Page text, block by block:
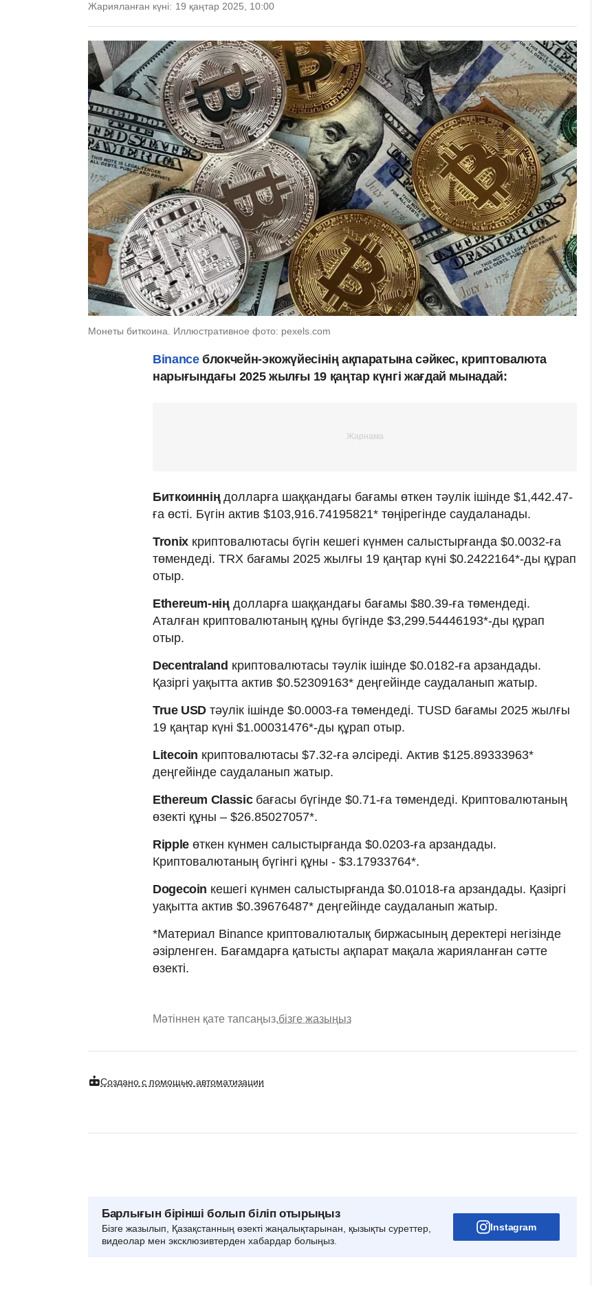
Жарияланған күні: 19 қаңтар 2025, 10:00
Монеты биткоина. Иллюстративное фото: pexels.com
Binanceблокчейн-экожүйесінің ақпаратына сәйкес, криптовалюта
нарығындағы 2025 жылғы 19 қаңтар күнгі жағдай мынадай:
Биткоинніңдолларға шаққандағы бағамы өткен тәулік ішінде $1,442.47-
ға өсті. Бүгін актив $103,916.74195821* төңірегінде саудаланады.
Tronixкриптовалютасы бүгін кешегі күнмен салыстырғанда $0.0032-ға
төмендеді. TRX бағамы 2025 жылғы 19 қаңтар күні $0.2422164*-ды құрап
отыр.
Ethereum-ніңдолларға шаққандағы бағамы $80.39-ға төмендеді.
Аталған криптовалютаның құны бүгінде $3,299.54446193*-ды құрап
отыр.
Decentraland криптовалютасы тәулік ішінде $0.0182-ға арзандады.
Қазіргі уақытта актив $0.52309163* деңгейінде саудаланып жатыр.
True USD тәулік ішінде $0.0003-ға төмендеді. TUSD бағамы 2025 жылғы
19 қаңтар күні $1.00031476*-ды құрап отыр.
Litecoin криптовалютасы $7.32-ға әлсіреді. Актив $125.89333963*
деңгейінде саудаланып жатыр.
Ethereum Classicбағасы бүгінде $0.71-ға төмендеді. Криптовалютаның
өзекті құны – $26.85027057*.
Rippleөткен күнмен салыстырғанда $0.0203-ға арзандады.
Криптовалютаның бүгінгі құны - $3.17933764*.
Dogecoin кешегі күнмен салыстырғанда $0.01018-ға арзандады. Қазіргі
уақытта актив $0.39676487* деңгейінде саудаланып жатыр.
*Материал Binance криптовалюталық биржасының деректері негізінде
әзірленген. Бағамдарға қатысты ақпарат мақала жарияланған сәтте
өзекті.
Мәтіннен қате тапсаңыз,бізге жазыңыз
Создано с помощью автоматизации
Барлығын бірінші болып біліп отырыңыз
Бізге жазылып, Қазақстанның өзекті жаңалықтарынан, қызықты суреттер,
видеолар мен эксклюзивтерден хабардар болыңыз.
Instagram